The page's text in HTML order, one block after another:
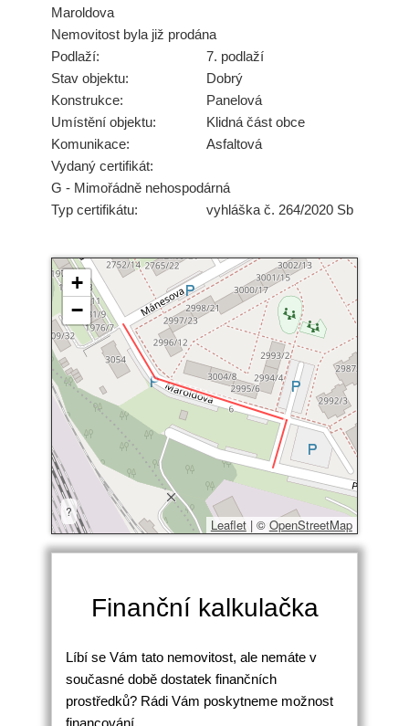
Maroldova
Nemovitost byla již prodána
Podlaží:
7. podlaží
Stav objektu:
Dobrý
Konstrukce:
Panelová
Umístění objektu:
Klidná část obce
Komunikace:
Asfaltová
Vydaný certifikát:
G - Mimořádně nehospodárná
Typ certifikátu:
vyhláška č. 264/2020 Sb
+
−
?
Leaflet |© OpenStreetMap
Finanční kalkulačka
Líbí se Vám tato nemovitost, ale nemáte v
současné době dostatek finančních
prostředků? Rádi Vám poskytneme možnost